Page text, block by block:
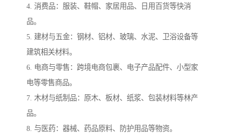
4. 消费品：服装、鞋帽、家居用品、日用百货等快消
品。
5. 建材与五金：钢材、铝材、玻璃、水泥、卫浴设备等
建筑相关材料。
6. 电商与零售：跨境电商包裹、电子产品配件、小型家
电等零售商品。
7. 木材与纸制品：原木、板材、纸浆、包装材料等林产
品。
8. 与医药：器械、药品原料、防护用品等物资。